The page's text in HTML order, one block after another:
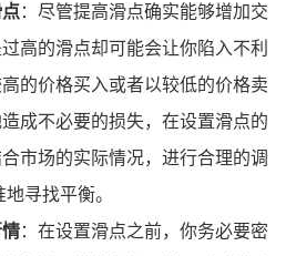
：尽管提高滑点确实能够增加交
高的滑点却可能会让你陷入不利
的价格买入或者以较低的价格卖
成不必要的损失，在设置滑点的
市场的实际情况，进行合理的调
寻找平衡。
：在设置滑点之前，你务必要密